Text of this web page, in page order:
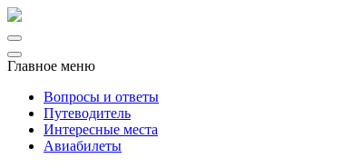
Главное меню
Вопросы и ответы
Путеводитель
Интересные места
Авиабилеты